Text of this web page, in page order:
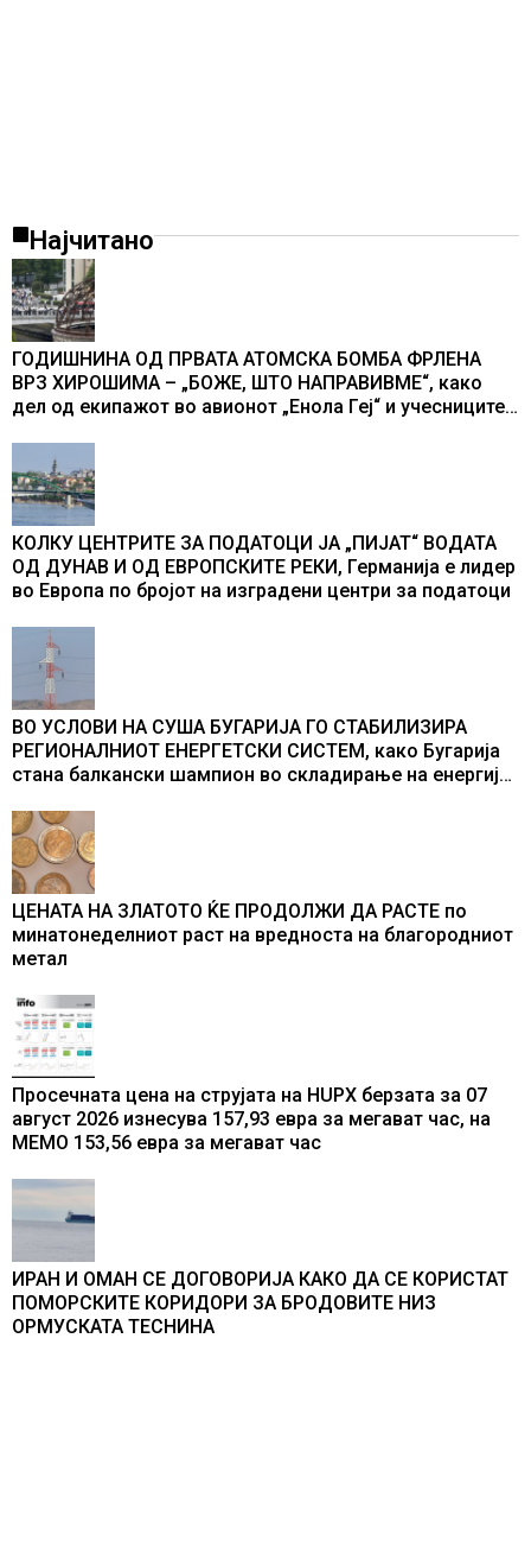
Најчитано
ГОДИШНИНА ОД ПРВАТА АТОМСКА БОМБА ФРЛЕНА
ВРЗ ХИРОШИМА – „БОЖЕ, ШТО НАПРАВИВМЕ“, како
дел од екипажот во авионот „Енола Геј“ и учесниците
промени текот на историјата
КОЛКУ ЦЕНТРИТЕ ЗА ПОДАТОЦИ ЈА „ПИЈАТ“ ВОДАТА
ОД ДУНАВ И ОД ЕВРОПСКИТЕ РЕКИ, Германија е лидер
во Европа по бројот на изградени центри за податоци
ВО УСЛОВИ НА СУША БУГАРИЈА ГО СТАБИЛИЗИРА
РЕГИОНАЛНИОТ ЕНЕРГЕТСКИ СИСТЕМ, како Бугарија
стана балкански шампион во складирање на енергија
ЦЕНАТА НА ЗЛАТОТО ЌЕ ПРОДОЛЖИ ДА РАСТЕ по
минатонеделниот раст на вредноста на благородниот
метал
Просечната цена на струјата на HUPX берзата за 07
август 2026 изнесува 157,93 евра за мегават час, на
МЕМО 153,56 евра за мегават час
ИРАН И ОМАН СЕ ДОГОВОРИЈА КАКО ДА СЕ КОРИСТАТ
ПОМОРСКИТЕ КОРИДОРИ ЗА БРОДОВИТЕ НИЗ
ОРМУСКАТА ТЕСНИНА